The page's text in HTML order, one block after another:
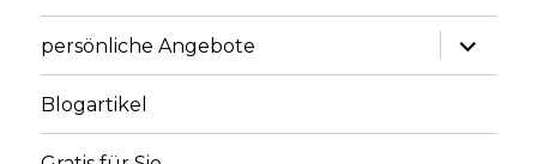
persönliche Angebote
Blogartikel